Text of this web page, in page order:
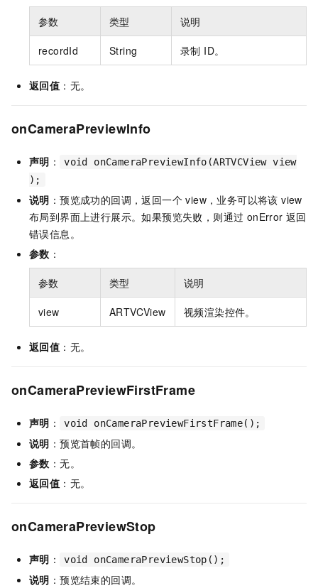
参数 类型 说明
recordId String 录制 ID。
返回值 ：无。
onCameraPreviewInfo
声明 ：
void onCameraPreviewInfo(ARTVCView view
);
说明 ：预览成功的回调，返回一个 view，业务可以将该 view
布局到界面上进行展示。如果预览失败，则通过 onError 返回
错误信息。
参数 ：
参数 类型 说明
view ARTVCView 视频渲染控件。
返回值 ：无。
onCameraPreviewFirstFrame
声明 ： void onCameraPreviewFirstFrame();
说明 ：预览首帧的回调。
参数 ：无。
返回值 ：无。
onCameraPreviewStop
声明 ： void onCameraPreviewStop();
说明 ：预览结束的回调。